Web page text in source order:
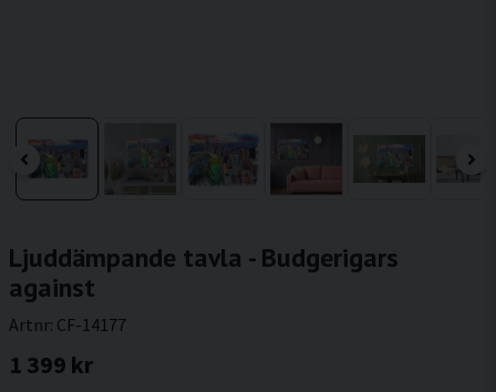
Ljuddämpande tavla - Budgerigars
against
Artnr: CF-14177
1 399 kr